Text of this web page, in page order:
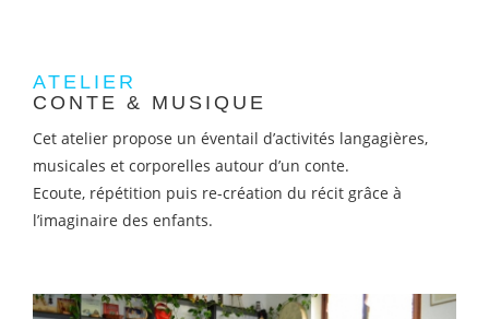
ATELIER
CONTE & MUSIQUE
Cet atelier propose un éventail d’activités langagières,
musicales et corporelles autour d’un conte.
Ecoute, répétition puis re-création du récit grâce à
l’imaginaire des enfants.